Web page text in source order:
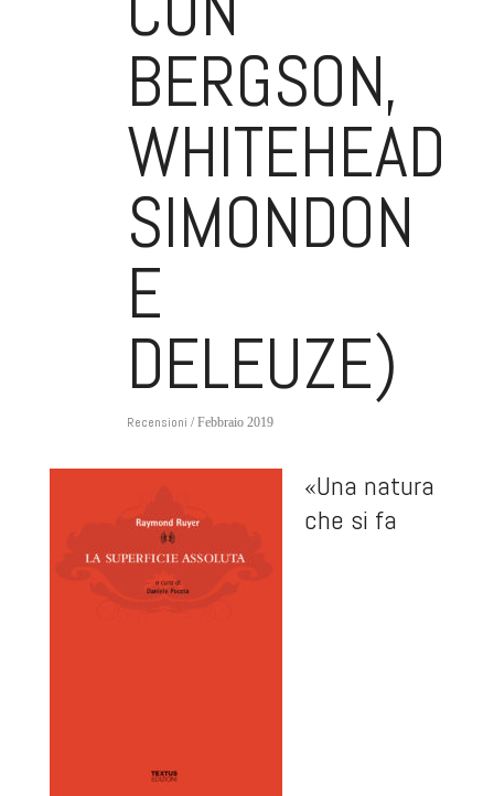
BERGSON,
WHITEHEAD,
SIMONDON
E
DELEUZE)
Recensioni / Febbraio 2019
«Una natura
che si fa